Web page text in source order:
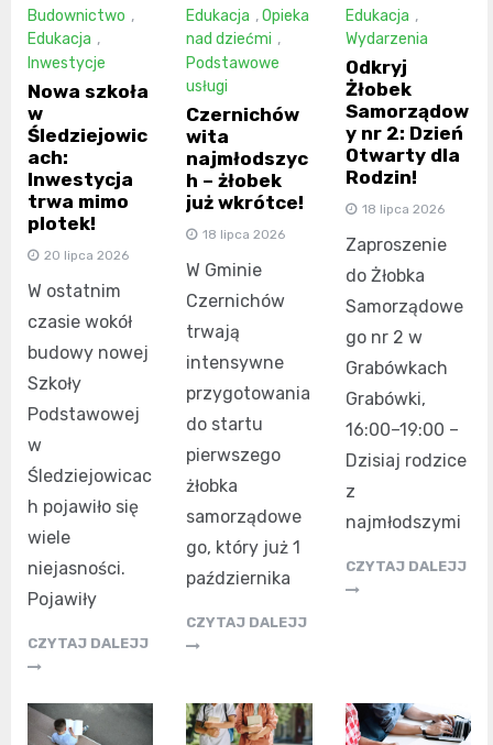
Budownictwo ,
Edukacja ,
Inwestycje
Nowa szkoła
w
Śledziejowic
ach:
Inwestycja
trwa mimo
plotek!
20 lipca 2026
W ostatnim
czasie wokół
budowy nowej
Szkoły
Podstawowej
w
Śledziejowicac
h pojawiło się
wiele
niejasności.
Pojawiły
CZYTAJ DALEJJ
Edukacja ,Opieka
nad dziećmi ,
Podstawowe
usługi
Czernichów
wita
najmłodszyc
h – żłobek
już wkrótce!
18 lipca 2026
W Gminie
Czernichów
trwają
intensywne
przygotowania
do startu
pierwszego
żłobka
samorządowe
go, który już 1
października
CZYTAJ DALEJJ
Edukacja ,
Wydarzenia
Odkryj
Żłobek
Samorządow
y nr 2: Dzień
Otwarty dla
Rodzin!
18 lipca 2026
Zaproszenie
do Żłobka
Samorządowe
go nr 2 w
Grabówkach
Grabówki,
16:00–19:00 –
Dzisiaj rodzice
z
najmłodszymi
CZYTAJ DALEJJ